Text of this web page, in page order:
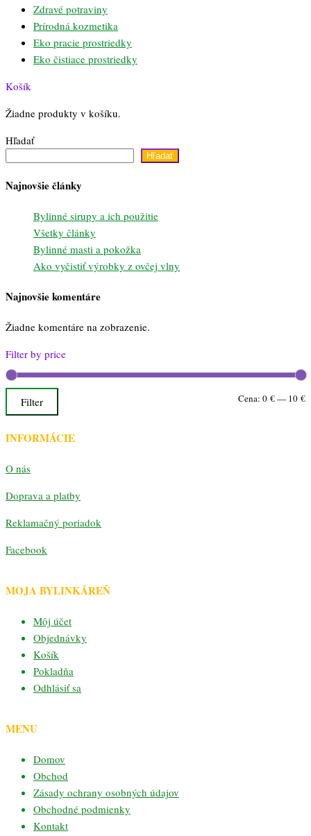
Zdravé potraviny
Prírodná kozmetika
Eko pracie prostriedky
Eko čistiace prostriedky
Košík
Žiadne produkty v košíku.
Hľadať
Hľadať
Najnovšie články
Bylinné sirupy a ich použitie
Všetky články
Bylinné masti a pokožka
Ako vyčistiť výrobky z ovčej vlny
Najnovšie komentáre
Žiadne komentáre na zobrazenie.
Filter by price
Filter Cena: 0 €— 10 €
INFORMÁCIE
O nás
Doprava a platby
Reklamačný poriadok
Facebook
MOJA BYLINKÁREŇ
Môj účet
Objednávky
Košík
Pokladňa
Odhlásiť sa
MENU
Domov
Obchod
Zásady ochrany osobných údajov
Obchodné podmienky
Kontakt